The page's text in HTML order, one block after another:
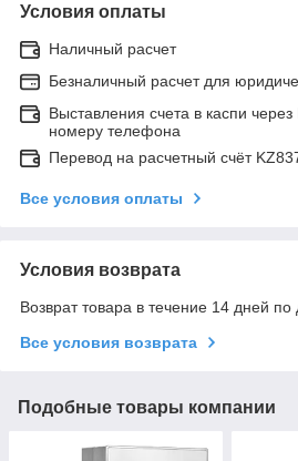
Условия оплаты
Наличный расчет
Безналичный расчет для
Выставления счета в каспи
номеру телефона
Перевод на расчетный счёт
Все условия оплаты
Условия возврата
Возврат товара в течение 14 дней по
Все условия возврата
Подобные товары компании